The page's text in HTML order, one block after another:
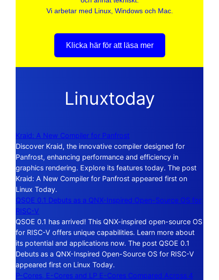
Vi arbetar med Linux, Windows och Mac.
Klicka här för att läsa mer
Linuxtoday
Kraid: A New Compiler for Panfrost
Discover Kraid, the innovative compiler designed for
Panfrost, enhancing performance and efficiency in
graphics rendering. Explore its features today. The post
Kraid: A New Compiler for Panfrost appeared first on
Linux Today.
QSOE 0.1 Debuts as a QNX-Inspired Open-Source OS for
RISC-V
QSOE 0.1 has arrived! This QNX-inspired open-source OS
for RISC-V offers unique capabilities. Learn more about
its potential and applications now. The post QSOE 0.1
Debuts as a QNX-Inspired Open-Source OS for RISC-V
appeared first on Linux Today.
P-Cores, E-Cores and LP E-Cores Compared Across 4